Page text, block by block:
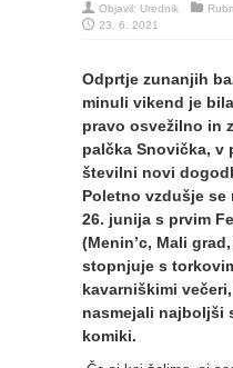
Objavil: Urednik
23. 6. 2021
Odprtje zunanjih
minuli vikend je
pravo osvežilno in
palčka Snovička, v
številni novi
Poletno vzdušje
26. junija s prvim
(Menin’c, Mali
stopnjuje s
kavarniškimi
nasmejali najboljši
komiki.